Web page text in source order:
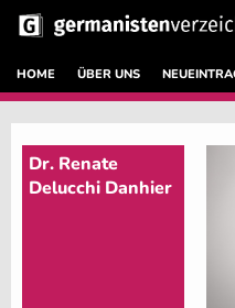
HOME ÜBER UNS
Dr. Renate
Delucchi Danhier